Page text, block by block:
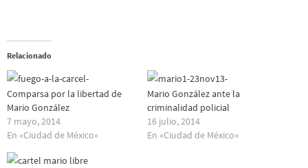
Relacionado
Comparsa por la libertad de
Mario González
7 mayo, 2014
En «Ciudad de México»
Mario González ante la
criminalidad policial
16 julio, 2014
En «Ciudad de México»